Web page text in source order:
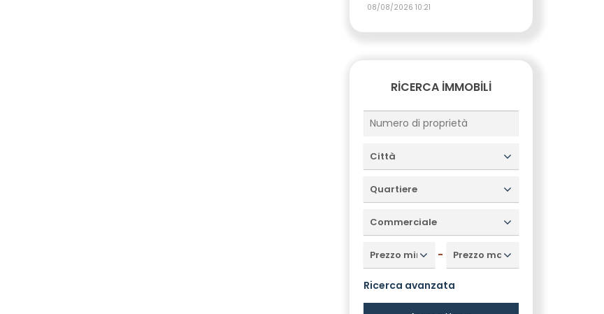
08/08/2026 10:21
RICERCA IMMOBILI
Città
Quartiere
Commerciale
Prezzo minimo- Prezzo massimo
Ricerca avanzata